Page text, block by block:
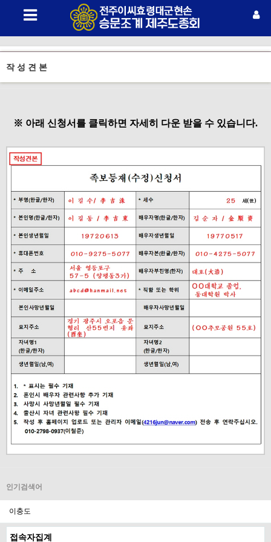
작 성 견 본
※ 아래 신청서를 클릭하면 자세히 다운 받을 수 있습니다.
인기검색어
이충도
접속자집계